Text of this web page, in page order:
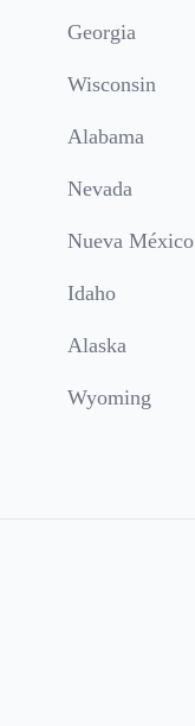
Georgia
Wisconsin
Alabama
Nevada
Nueva México
Idaho
Alaska
Wyoming